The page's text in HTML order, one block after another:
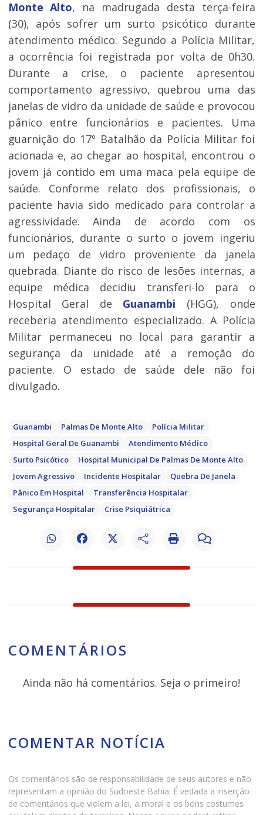
Monte Alto, na madrugada desta terça-feira
(30), após sofrer um surto psicótico durante
atendimento médico. Segundo a Polícia Militar,
a ocorrência foi registrada por volta de 0h30.
Durante a crise, o paciente apresentou
comportamento agressivo, quebrou uma das
janelas de vidro da unidade de saúde e provocou
pânico entre funcionários e pacientes. Uma
guarnição do 17º Batalhão da Polícia Militar foi
acionada e, ao chegar ao hospital, encontrou o
jovem já contido em uma maca pela equipe de
saúde. Conforme relato dos profissionais, o
paciente havia sido medicado para controlar a
agressividade. Ainda de acordo com os
funcionários, durante o surto o jovem ingeriu
um pedaço de vidro proveniente da janela
quebrada. Diante do risco de lesões internas, a
equipe médica decidiu transferi-lo para o
Hospital Geral de Guanambi (HGG), onde
receberia atendimento especializado. A Polícia
Militar permaneceu no local para garantir a
segurança da unidade até a remoção do
paciente. O estado de saúde dele não foi
divulgado.
Guanambi Palmas De Monte Alto
Polícia Militar
Hospital Geral De Guanambi
Atendimento Médico
Surto Psicótico
Hospital Municipal De Palmas De Monte Alto
Jovem Agressivo
Incidente Hospitalar
Quebra De Janela
Pânico Em Hospital
Transferência Hospitalar
Segurança Hospitalar
Crise Psiquiátrica
COMENTÁRIOS
Ainda não há comentários. Seja o primeiro!
COMENTAR NOTÍCIA
Os comentários são de responsabilidade de seus autores e não
representam a opinião do Sudoeste Bahia. É vedada a inserção
de comentários que violem a lei, a moral e os bons costumes